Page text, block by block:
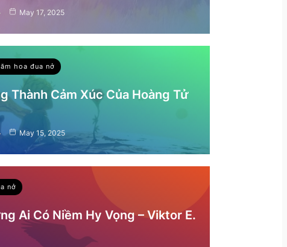
May 17, 2025
hoa đua nở
Thành Cảm Xúc Của Hoàng Tử
May 15, 2025
nở
Ai Có Niềm Hy Vọng – Viktor E.